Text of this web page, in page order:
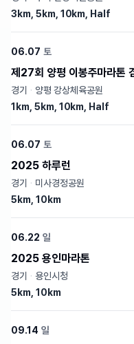
3km, 5km, 10km, Half
06.07 토
제27회 양평 이봉주마라톤
경기 · 양평 강상체육공원
1km, 5km, 10km, Half
06.07 토
2025 하루런
경기 · 미사경정공원
5km, 10km
06.22 일
2025 용인마라톤
경기 · 용인시청
5km, 10km
09.14 일